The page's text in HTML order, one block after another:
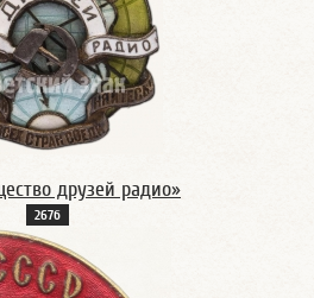
друзей радио»
267б